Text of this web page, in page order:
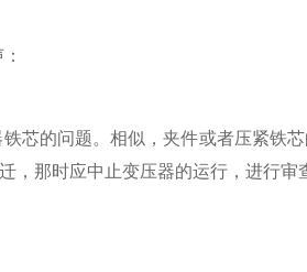
的问题。相似，夹件或者压紧铁芯
，那时应中止变压器的运行，进行审